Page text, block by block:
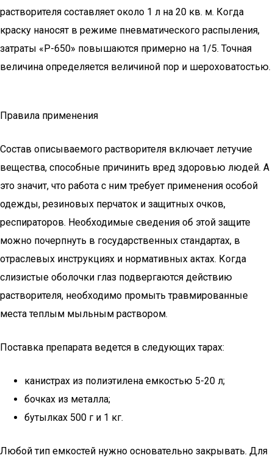
растворителя составляет около 1 л на 20 кв. м. Когда
краску наносят в режиме пневматического распыления,
затраты «Р-650» повышаются примерно на 1/5. Точная
величина определяется величиной пор и шероховатостью.
Правила применения
Состав описываемого растворителя включает летучие
вещества, способные причинить вред здоровью людей. А
это значит, что работа с ним требует применения особой
одежды, резиновых перчаток и защитных очков,
респираторов. Необходимые сведения об этой защите
можно почерпнуть в государственных стандартах, в
отраслевых инструкциях и нормативных актах. Когда
слизистые оболочки глаз подвергаются действию
растворителя, необходимо промыть травмированные
места теплым мыльным раствором.
Поставка препарата ведется в следующих тарах:
канистрах из полиэтилена емкостью 5-20 л;
бочках из металла;
бутылках 500 г и 1 кг.
Любой тип емкостей нужно основательно закрывать. Для